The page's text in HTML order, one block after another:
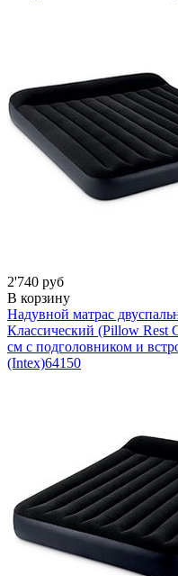
2'740 руб
В корзину
Надувной матрас
Классический (Pillow Rest
см с подголовником и
(Intex)64150